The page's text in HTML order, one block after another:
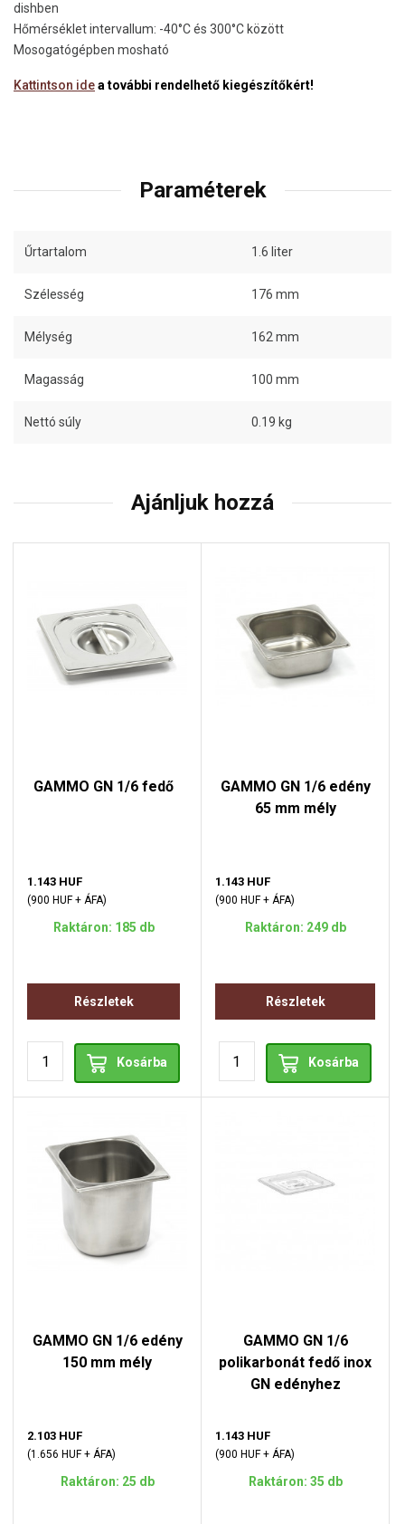
dishben
Hőmérséklet intervallum: -40°C és 300°C között
Mosogatógépben mosható
Kattintson idea további rendelhető kiegészítőkért!
Paraméterek
Űrtartalom 1.6 liter
Szélesség 176 mm
Mélység 162 mm
Magasság 100 mm
Nettó súly 0.19 kg
Ajánljuk hozzá
GAMMO GN 1/6 fedő
1.143 HUF
(900 HUF + ÁFA)
Raktáron: 185 db
Részletek
Kosárba
GAMMO GN 1/6 edény
65 mm mély
1.143 HUF
(900 HUF + ÁFA)
Raktáron: 249 db
Részletek
Kosárba
GAMMO GN 1/6 edény
150 mm mély
2.103 HUF
(1.656 HUF + ÁFA)
Raktáron: 25 db
GAMMO GN 1/6
polikarbonát fedő inox
GN edényhez
1.143 HUF
(900 HUF + ÁFA)
Raktáron: 35 db